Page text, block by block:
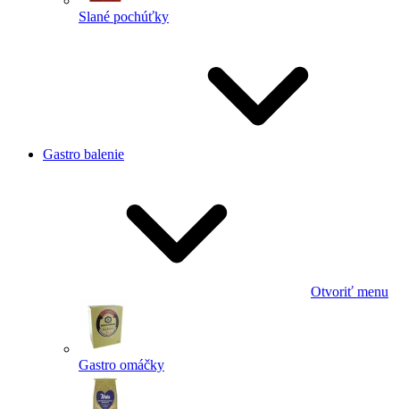
Slané pochúťky
Gastro balenie
Otvoriť menu
Gastro omáčky